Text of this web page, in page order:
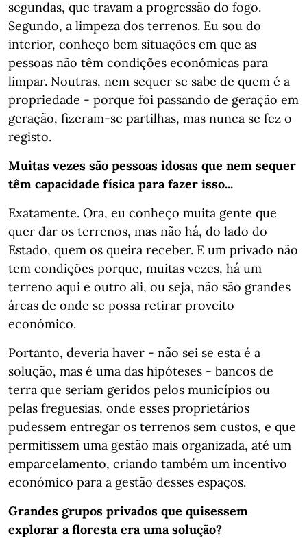
segundas, que travam a progressão do fogo.
Segundo, a limpeza dos terrenos. Eu sou do
interior, conheço bem situações em que as
pessoas não têm condições económicas para
limpar. Noutras, nem sequer se sabe de quem é a
propriedade - porque foi passando de geração em
geração, fizeram-se partilhas, mas nunca se fez o
registo.
Muitas vezes são pessoas idosas que nem sequer
têm capacidade física para fazer isso...
Exatamente. Ora, eu conheço muita gente que
quer dar os terrenos, mas não há, do lado do
Estado, quem os queira receber. E um privado não
tem condições porque, muitas vezes, há um
terreno aqui e outro ali, ou seja, não são grandes
áreas de onde se possa retirar proveito
económico.
Portanto, deveria haver - não sei se esta é a
solução, mas é uma das hipóteses - bancos de
terra que seriam geridos pelos municípios ou
pelas freguesias, onde esses proprietários
pudessem entregar os terrenos sem custos, e que
permitissem uma gestão mais organizada, até um
emparcelamento, criando também um incentivo
económico para a gestão desses espaços.
Grandes grupos privados que quisessem
explorar a floresta era uma solução?